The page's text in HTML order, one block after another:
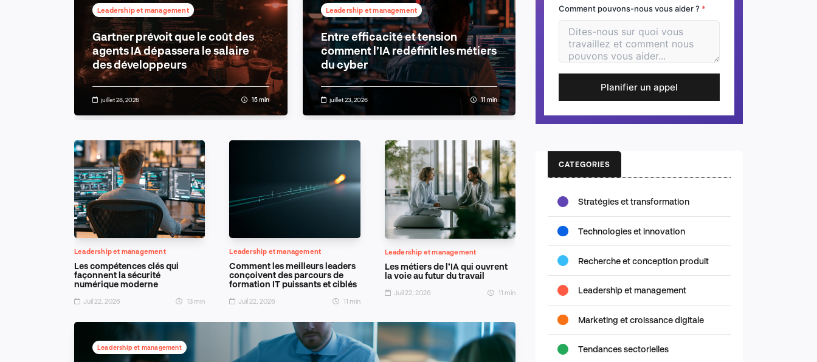
Leadership et management
Gartner prévoit que le coût des
agents IA dépassera le salaire
des développeurs
juillet 28, 2026 15 min
Leadership et management
Entre efficacité et tension
comment l’IA redéfinit les métiers
du cyber
juillet 23, 2026 11 min
Leadership et management
Les compétences clés qui
façonnent la sécurité
numérique moderne
Juil 22, 2026 13 min
Leadership et management
Comment les meilleurs leaders
conçoivent des parcours de
formation IT puissants et ciblés
Juil 22, 2026 11 min
Leadership et management
Les métiers de l’IA qui ouvrent
la voie au futur du travail
Juil 22, 2026 11 min
Leadership et management
Comment pouvons-nous vous aider ? *
Planifier un appel
CATEGORIES
Stratégies et transformation
Technologies et innovation
Recherche et conception produit
Leadership et management
Marketing et croissance digitale
Tendances sectorielles